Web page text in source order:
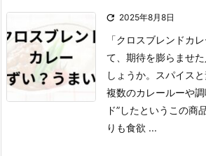
 2025年8月8日
「クロスブレンドカ
て、期待を膨らませ
しょうか。
スパイス
複数のカレールーや
ド”したというこの商品
りも食欲 ...